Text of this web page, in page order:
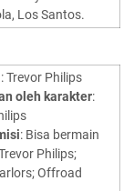
Los Santos.
: Trevor Philips
oleh karakter:
: Bisa bermain
Philips;
Offroad